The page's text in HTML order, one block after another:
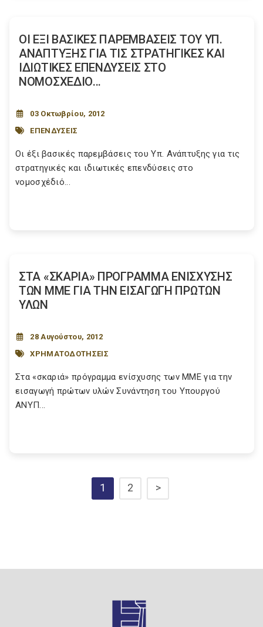
ΟΙ ΕΞΙ ΒΑΣΙΚΕΣ ΠΑΡΕΜΒΑΣΕΙΣ ΤΟΥ ΥΠ.
ΑΝΑΠΤΥΞΗΣ ΓΙΑ ΤΙΣ ΣΤΡΑΤΗΓΙΚΕΣ ΚΑΙ
ΙΔΙΩΤΙΚΕΣ ΕΠΕΝΔΥΣΕΙΣ ΣΤΟ
ΝΟΜΟΣΧΕΔΙΟ...
03 Οκτωβρίου, 2012
ΕΠΕΝΔΥΣΕΙΣ
Οι έξι βασικές παρεμβάσεις του Υπ. Ανάπτυξης για τις
στρατηγικές και ιδιωτικές επενδύσεις στο
νομοσχέδιό...
ΣΤΑ «ΣΚΑΡΙΑ» ΠΡΟΓΡΑΜΜΑ ΕΝΙΣΧΥΣΗΣ
ΤΩΝ ΜΜΕ ΓΙΑ ΤΗΝ ΕΙΣΑΓΩΓΗ ΠΡΩΤΩΝ
ΥΛΩΝ
28 Αυγούστου, 2012
ΧΡΗΜΑΤΟΔΟΤΗΣΕΙΣ
Στα «σκαριά» πρόγραμμα ενίσχυσης των ΜΜΕ για την
εισαγωγή πρώτων υλών Συνάντηση του Υπουργού
ΑΝΥΠ...
1 2 >